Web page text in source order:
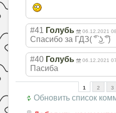
#41 Голубь 06.12.2021
Спасибо за ГДЗ( ͡° ͜ʖ ͡°)
#40 Голубь 06.12.2021
Пасиба
1 2 3
Обновить список